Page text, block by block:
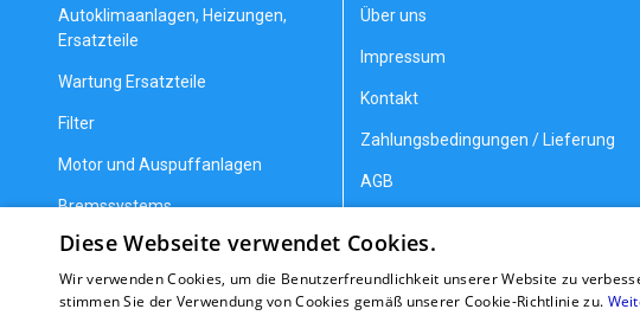
Autoklimaanlagen, Heizungen,
Ersatzteile
Wartung Ersatzteile
Filter
Motor und Auspuffanlagen
Bremssystems
Lenkung und Aufhängung
Getriebeteile
Über uns
Impressum
Kontakt
Zahlungsbedingungen / Lieferung
AGB
Erstattung/Gewährleistung
Diese Webseite verwendet Cookies.
Wir verwenden Cookies, um die Benutzerfreundlichkeit unserer Website zu
stimmen Sie der Verwendung von Cookies gemäß unserer Cookie-Richtlinie zu.